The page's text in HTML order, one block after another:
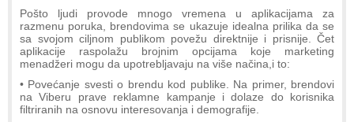
Pošto ljudi provode mnogo vremena u aplikacijama za
razmenu poruka, brendovima se ukazuje idealna prilika da se
sa svojom ciljnom publikom povežu direktnije i prisnije. Čet
aplikacije raspolažu brojnim opcijama koje marketing
menadžeri mogu da upotrebljavaju na više načina,i to:
• Povećanje svesti o brendu kod publike. Na primer, brendovi
na Viberu prave reklamne kampanje i dolaze do korisnika
filtriranih na osnovu interesovanja i demografije.